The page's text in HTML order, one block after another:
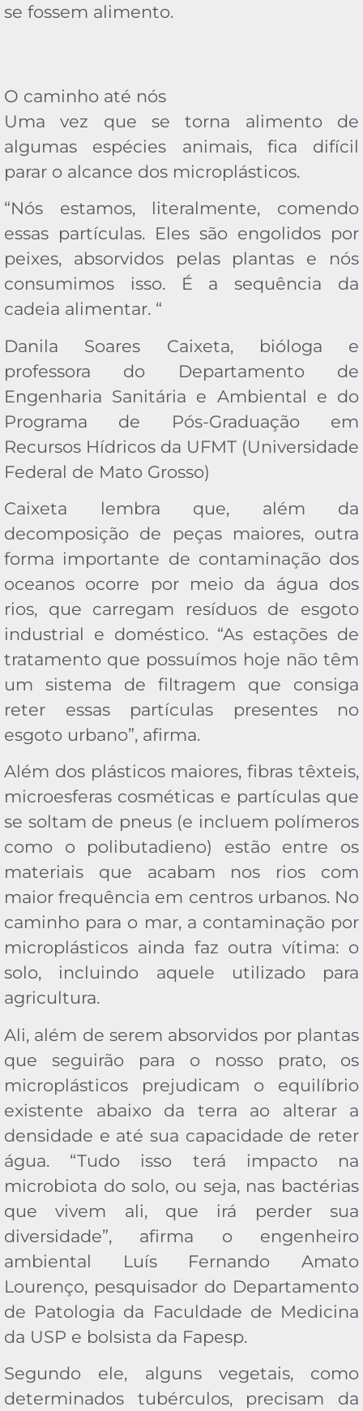
se fossem alimento.
O caminho até nós
Uma vez que se torna alimento de
algumas espécies animais, fica difícil
parar o alcance dos microplásticos.
“Nós estamos, literalmente, comendo
essas partículas. Eles são engolidos por
peixes, absorvidos pelas plantas e nós
consumimos isso. É a sequência da
cadeia alimentar. “
Danila Soares Caixeta, bióloga e
professora do Departamento de
Engenharia Sanitária e Ambiental e do
Programa de Pós-Graduação em
Recursos Hídricos da UFMT (Universidade
Federal de Mato Grosso)
Caixeta lembra que, além da
decomposição de peças maiores, outra
forma importante de contaminação dos
oceanos ocorre por meio da água dos
rios, que carregam resíduos de esgoto
industrial e doméstico. “As estações de
tratamento que possuímos hoje não têm
um sistema de filtragem que consiga
reter essas partículas presentes no
esgoto urbano”, afirma.
Além dos plásticos maiores, fibras têxteis,
microesferas cosméticas e partículas que
se soltam de pneus (e incluem polímeros
como o polibutadieno) estão entre os
materiais que acabam nos rios com
maior frequência em centros urbanos. No
caminho para o mar, a contaminação por
microplásticos ainda faz outra vítima: o
solo, incluindo aquele utilizado para
agricultura.
Ali, além de serem absorvidos por plantas
que seguirão para o nosso prato, os
microplásticos prejudicam o equilíbrio
existente abaixo da terra ao alterar a
densidade e até sua capacidade de reter
água. “Tudo isso terá impacto na
microbiota do solo, ou seja, nas bactérias
que vivem ali, que irá perder sua
diversidade”, afirma o engenheiro
ambiental Luís Fernando Amato
Lourenço, pesquisador do Departamento
de Patologia da Faculdade de Medicina
da USP e bolsista da Fapesp.
Segundo ele, alguns vegetais, como
determinados tubérculos, precisam da